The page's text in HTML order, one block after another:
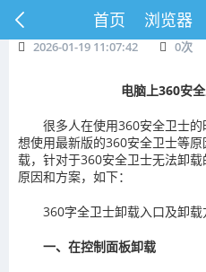
首页 浏览器
2026-01-19 11:07:42 0次
电脑上360安
很多人在使用360安全卫士
想使用最新版的360安全卫士等
载，针对于360安全卫士无法卸
原因和方案，如下：
360字全卫士卸载入口及卸载
一、在控制面板卸载